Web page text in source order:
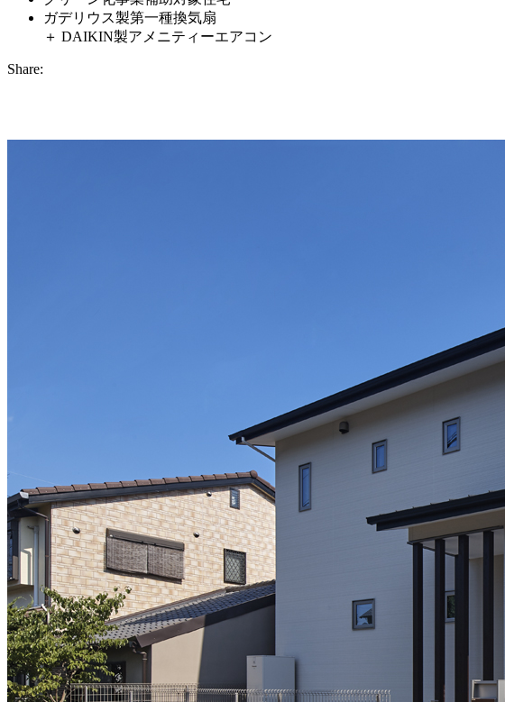
ガデリウス製第一種換気扇
＋ DAIKIN製アメニティーエアコン
Share: